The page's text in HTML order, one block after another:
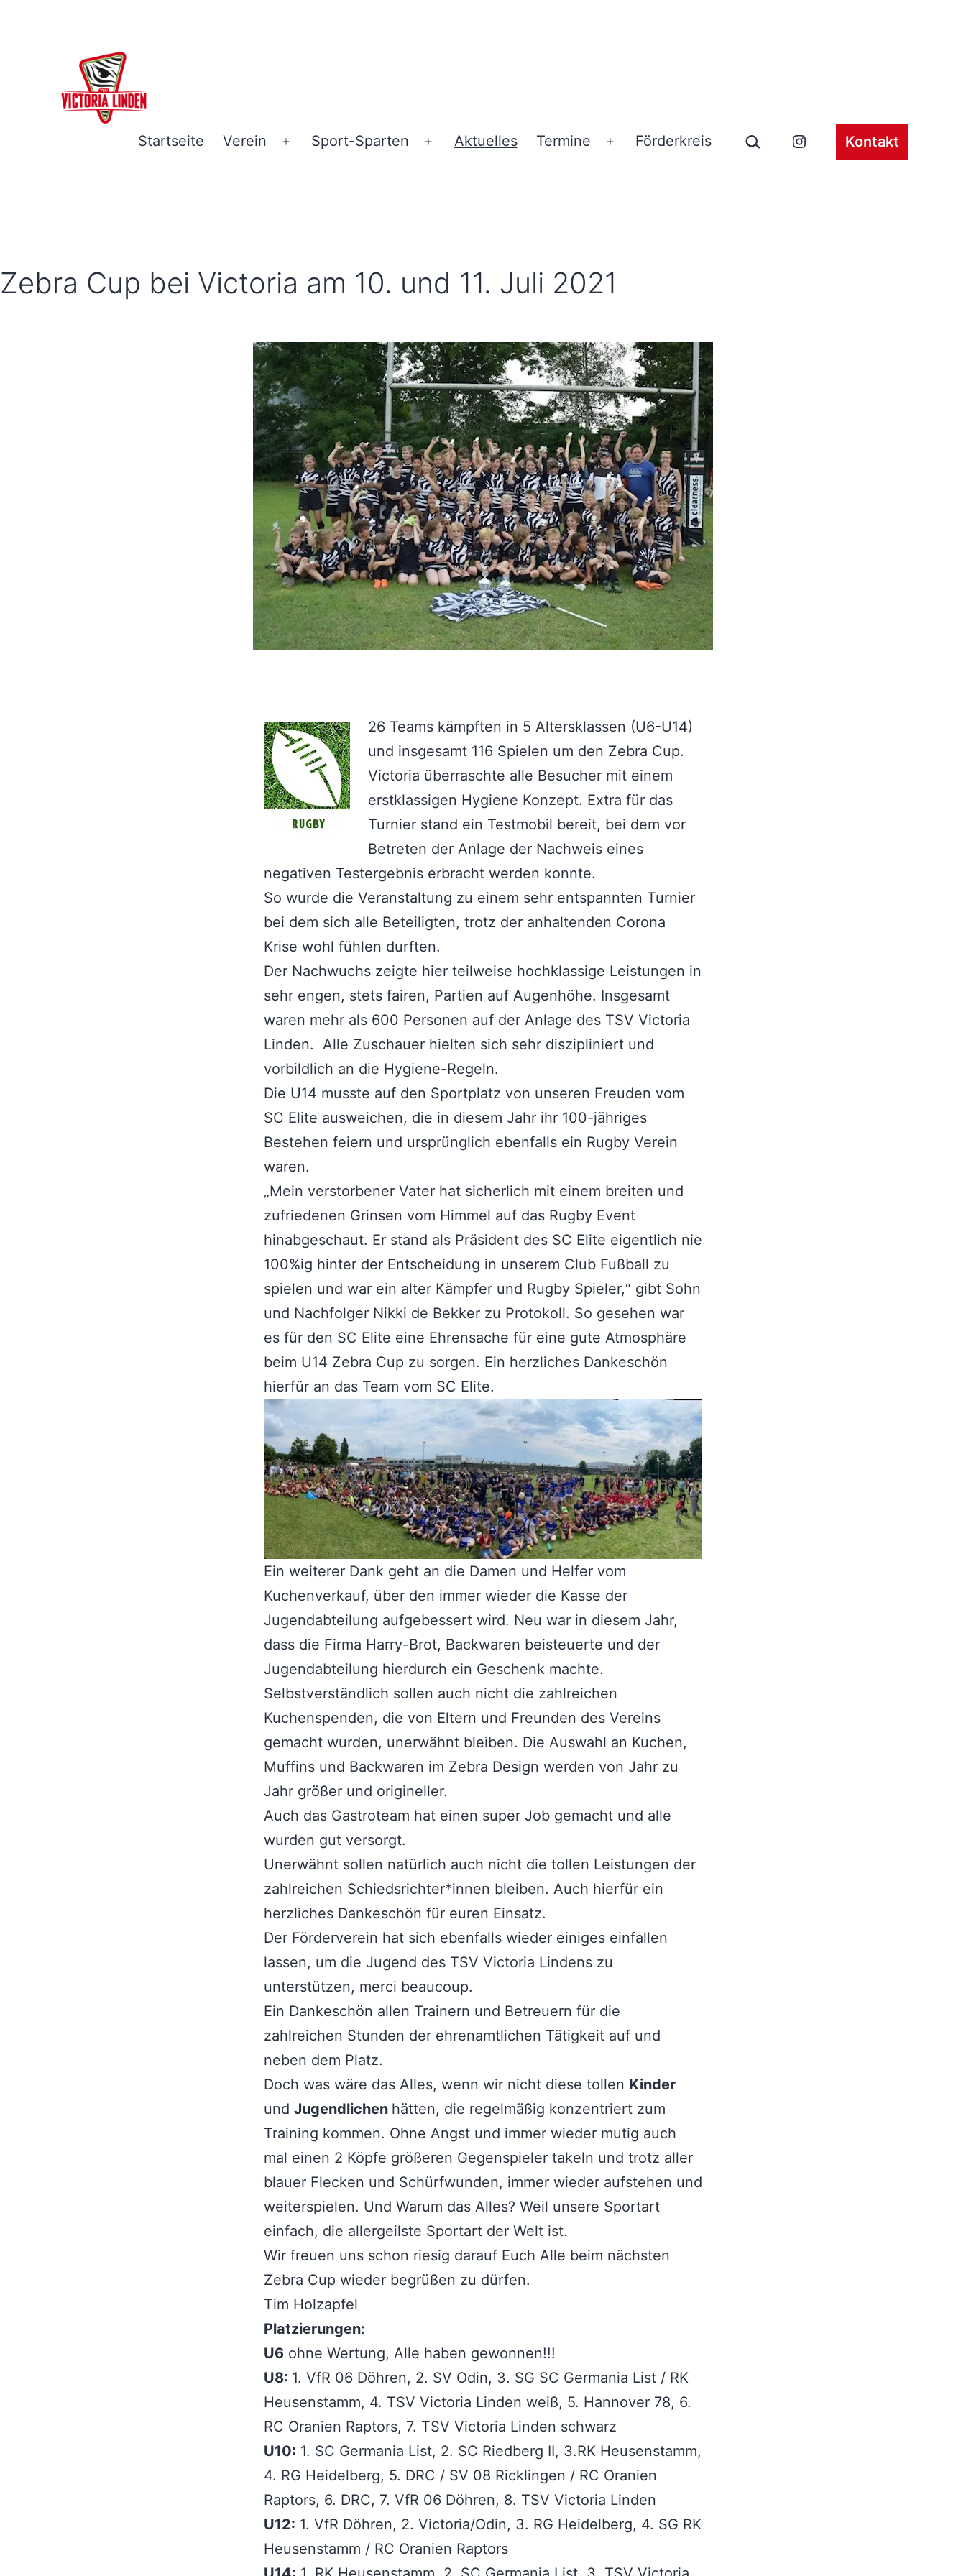
Startseite Verein
Menü
Sport-Sparten
Menü
Aktuelles Termine
Menü
Förderkreis Suchen …
Instagram
Kontakt
Zebra Cup bei Victoria am 10. und 11. Juli 2021
26 Teams kämpften in 5 Altersklassen (U6-U14)
und insgesamt 116 Spielen um den Zebra Cup.
Victoria überraschte alle Besucher mit einem
erstklassigen Hygiene Konzept. Extra für das
Turnier stand ein Testmobil bereit, bei dem vor
Betreten der Anlage der Nachweis eines
negativen Testergebnis erbracht werden konnte.
So wurde die Veranstaltung zu einem sehr entspannten Turnier
bei dem sich alle Beteiligten, trotz der anhaltenden Corona
Krise wohl fühlen durften.
Der Nachwuchs zeigte hier teilweise hochklassige Leistungen in
sehr engen, stets fairen, Partien auf Augenhöhe. Insgesamt
waren mehr als 600 Personen auf der Anlage des TSV Victoria
Linden. Alle Zuschauer hielten sich sehr diszipliniert und
vorbildlich an die Hygiene-Regeln.
Die U14 musste auf den Sportplatz von unseren Freuden vom
SC Elite ausweichen, die in diesem Jahr ihr 100-jähriges
Bestehen feiern und ursprünglich ebenfalls ein Rugby Verein
waren.
„Mein verstorbener Vater hat sicherlich mit einem breiten und
zufriedenen Grinsen vom Himmel auf das Rugby Event
hinabgeschaut. Er stand als Präsident des SC Elite eigentlich nie
100%ig hinter der Entscheidung in unserem Club Fußball zu
spielen und war ein alter Kämpfer und Rugby Spieler,“ gibt Sohn
und Nachfolger Nikki de Bekker zu Protokoll. So gesehen war
es für den SC Elite eine Ehrensache für eine gute Atmosphäre
beim U14 Zebra Cup zu sorgen. Ein herzliches Dankeschön
hierfür an das Team vom SC Elite.
Ein weiterer Dank geht an die Damen und Helfer vom
Kuchenverkauf, über den immer wieder die Kasse der
Jugendabteilung aufgebessert wird. Neu war in diesem Jahr,
dass die Firma Harry-Brot, Backwaren beisteuerte und der
Jugendabteilung hierdurch ein Geschenk machte.
Selbstverständlich sollen auch nicht die zahlreichen
Kuchenspenden, die von Eltern und Freunden des Vereins
gemacht wurden, unerwähnt bleiben. Die Auswahl an Kuchen,
Muffins und Backwaren im Zebra Design werden von Jahr zu
Jahr größer und origineller.
Auch das Gastroteam hat einen super Job gemacht und alle
wurden gut versorgt.
Unerwähnt sollen natürlich auch nicht die tollen Leistungen der
zahlreichen Schiedsrichter*innen bleiben. Auch hierfür ein
herzliches Dankeschön für euren Einsatz.
Der Förderverein hat sich ebenfalls wieder einiges einfallen
lassen, um die Jugend des TSV Victoria Lindens zu
unterstützen, merci beaucoup.
Ein Dankeschön allen Trainern und Betreuern für die
zahlreichen Stunden der ehrenamtlichen Tätigkeit auf und
neben dem Platz.
Doch was wäre das Alles, wenn wir nicht diese tollen Kinder
und Jugendlichen hätten, die regelmäßig konzentriert zum
Training kommen. Ohne Angst und immer wieder mutig auch
mal einen 2 Köpfe größeren Gegenspieler takeln und trotz aller
blauer Flecken und Schürfwunden, immer wieder aufstehen und
weiterspielen. Und Warum das Alles? Weil unsere Sportart
einfach, die allergeilste Sportart der Welt ist.
Wir freuen uns schon riesig darauf Euch Alle beim nächsten
Zebra Cup wieder begrüßen zu dürfen.
Tim Holzapfel
Platzierungen:
U6 ohne Wertung, Alle haben gewonnen!!!
U8: 1. VfR 06 Döhren, 2. SV Odin, 3. SG SC Germania List / RK
Heusenstamm, 4. TSV Victoria Linden weiß, 5. Hannover 78, 6.
RC Oranien Raptors, 7. TSV Victoria Linden schwarz
U10: 1. SC Germania List, 2. SC Riedberg II, 3.RK Heusenstamm,
4. RG Heidelberg, 5. DRC / SV 08 Ricklingen / RC Oranien
Raptors, 6. DRC, 7. VfR 06 Döhren, 8. TSV Victoria Linden
U12: 1. VfR Döhren, 2. Victoria/Odin, 3. RG Heidelberg, 4. SG RK
Heusenstamm / RC Oranien Raptors